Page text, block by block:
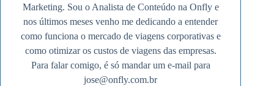
Marketing. Sou o Analista de Conteúdo na Onfly e
nos últimos meses venho me dedicando a entender
como funciona o mercado de viagens corporativas e
como otimizar os custos de viagens das empresas.
Para falar comigo, é só mandar um e-mail para
jose@onfly.com.br